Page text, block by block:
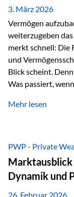
Zinsen,
besteuert.
3. März 2026
Vermögen
weiterzugeben
merkt schnell: Die
und
Blick scheint.
Was passiert,
verwalten? Wie
unbürokratisch
Testament
nicht ausreichen
oft…
Mehr lesen
PWP - Private
Marktausblick
Dynamik und
26. Februar 2026